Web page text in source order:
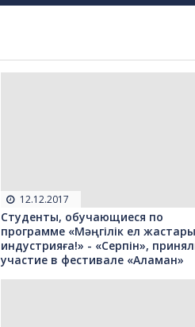
12.12.2017
Студенты, обучающиеся по
программе «Мəңгілік ел
индустрияға!» - «Серпін»,
участие в фестивале «Аламан»